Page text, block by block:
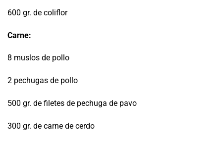
600 gr. de coliflor
Carne:
8 muslos de pollo
2 pechugas de pollo
500 gr. de filetes de pechuga de pavo
300 gr. de carne de cerdo